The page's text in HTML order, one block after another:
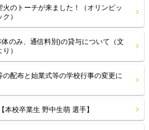
火のトーチが来ました！（オリンピッ
）
のみ、通信料別)の貸与について（文
）
の配布と始業式等の学校行事の変更に
本校卒業生 野中生萌 選手】